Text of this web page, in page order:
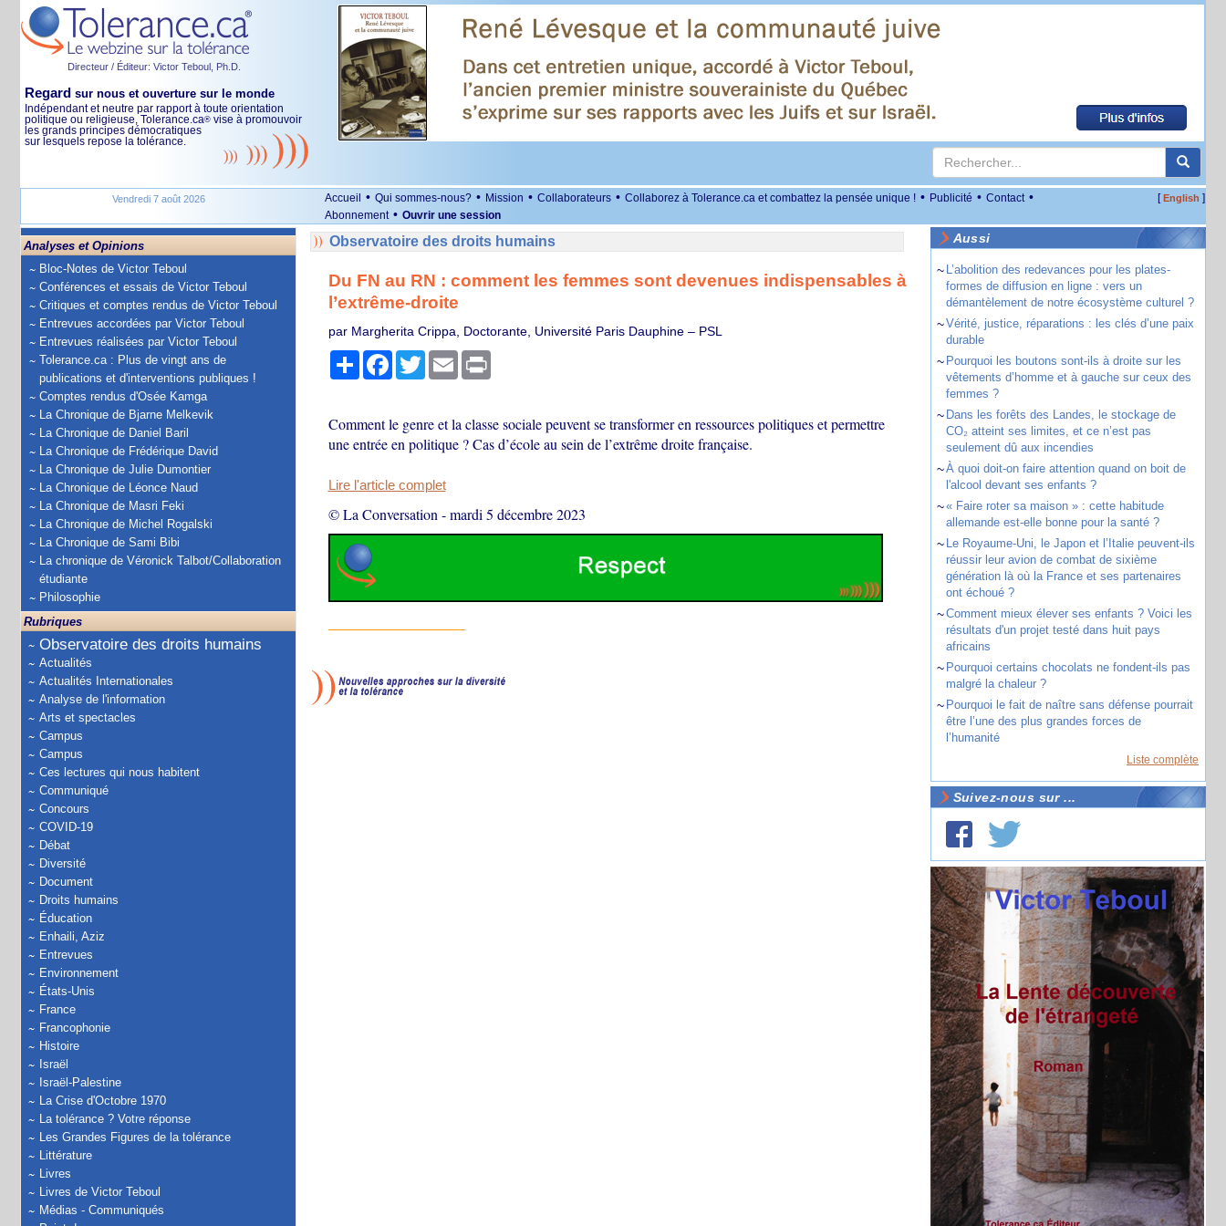
Directeur / Éditeur: Victor Teboul, Ph.D.
Regard sur nous et ouverture sur le monde
Indépendant et neutre par rapport à toute orientation
politique ou religieuse, Tolerance.ca® vise à promouvoir
les grands principes démocratiques
sur lesquels repose la tolérance.
Vendredi 7 août 2026 Accueil • Qui sommes-nous? • Mission • Collaborateurs • Collaborez à Tolerance.ca et combattez la pensée unique ! • Publicité • Contact •
Abonnement • Ouvrir une session
[English ]
Analyses et Opinions
Bloc-Notes de Victor Teboul
Conférences et essais de Victor Teboul
Critiques et comptes rendus de Victor Teboul
Entrevues accordées par Victor Teboul
Entrevues réalisées par Victor Teboul
Tolerance.ca : Plus de vingt ans de
publications et d'interventions publiques !
Comptes rendus d'Osée Kamga
La Chronique de Bjarne Melkevik
La Chronique de Daniel Baril
La Chronique de Frédérique David
La Chronique de Julie Dumontier
La Chronique de Léonce Naud
La Chronique de Masri Feki
La Chronique de Michel Rogalski
La Chronique de Sami Bibi
La chronique de Véronick Talbot/Collaboration
étudiante
Philosophie
Rubriques
Observatoire des droits humains
Actualités
Actualités Internationales
Analyse de l'information
Arts et spectacles
Campus
Campus
Ces lectures qui nous habitent
Communiqué
Concours
COVID-19
Débat
Diversité
Document
Droits humains
Éducation
Enhaili, Aziz
Entrevues
Environnement
États-Unis
France
Francophonie
Histoire
Israël
Israël-Palestine
La Crise d'Octobre 1970
La tolérance ? Votre réponse
Les Grandes Figures de la tolérance
Littérature
Livres
Livres de Victor Teboul
Médias - Communiqués
Observatoire des droits humains
Du FN au RN : comment les femmes sont devenues indispensables à
l’extrême-droite
par Margherita Crippa, Doctorante, Université Paris Dauphine – PSL
PartagerFacebook
TwitterEmail Print
Comment le genre et la classe sociale peuvent se transformer en ressources politiques et permettre
une entrée en politique ? Cas d’école au sein de l’extrême droite française.
Lire l'article complet
© La Conversation -mardi 5 décembre 2023
Aussi
~ L’abolition des redevances pour les plates-
formes de diffusion en ligne : vers un
démantèlement de notre écosystème culturel ?
~Vérité, justice, réparations : les clés d’une paix
durable
~ Pourquoi les boutons sont-ils à droite sur les
vêtements d’homme et à gauche sur ceux des
femmes ?
~ Dans les forêts des Landes, le stockage de
CO₂ atteint ses limites, et ce n’est pas
seulement dû aux incendies
~À quoi doit-on faire attention quand on boit de
l'alcool devant ses enfants ?
~« Faire roter sa maison » : cette habitude
allemande est-elle bonne pour la santé ?
~ Le Royaume-Uni, le Japon et l’Italie peuvent-ils
réussir leur avion de combat de sixième
génération là où la France et ses partenaires
ont échoué ?
~Comment mieux élever ses enfants ? Voici les
résultats d'un projet testé dans huit pays
africains
~ Pourquoi certains chocolats ne fondent-ils pas
malgré la chaleur ?
~ Pourquoi le fait de naître sans défense pourrait
être l’une des plus grandes forces de
l’humanité
Liste complète
Suivez-nous sur ...